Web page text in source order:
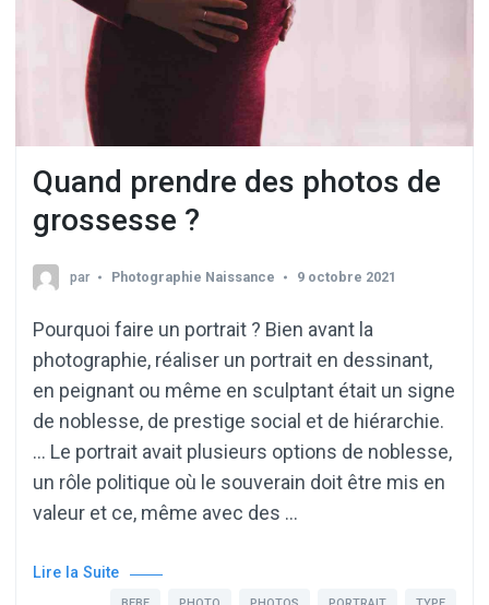
Quand prendre des photos de
grossesse ?
par Photographie Naissance 9 octobre 2021
Pourquoi faire un portrait ? Bien avant la
photographie, réaliser un portrait en dessinant,
en peignant ou même en sculptant était un signe
de noblesse, de prestige social et de hiérarchie.
… Le portrait avait plusieurs options de noblesse,
un rôle politique où le souverain doit être mis en
valeur et ce, même avec des …
Lire la Suite